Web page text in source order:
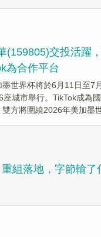
(159805)交投活躍
為合作平台
世界杯將於6月11日至7
座城市舉行。TikTok成為
方將圍繞2026年美加墨
重組落地，字節輸